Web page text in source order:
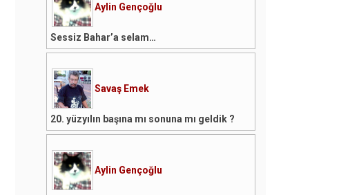
Aylin Gençoğlu
Sessiz Bahar’a selam…
Savaş Emek
20. yüzyılın başına mı sonuna mı geldik ?
Aylin Gençoğlu